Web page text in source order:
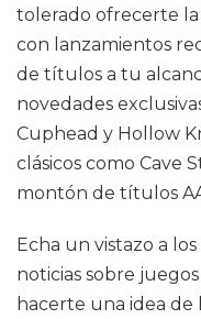
tolerado ofrecerte la
con lanzamientos
de títulos a tu
novedades
Cuphead y Hollow
clásicos como Cave
montón de títulos
Echa un vistazo a
noticias sobre
hacerte una idea de